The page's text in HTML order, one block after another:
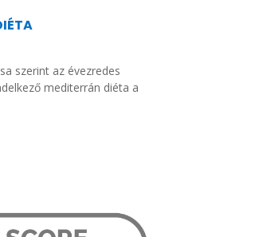
szerint az évezredes
mediterrán diéta a